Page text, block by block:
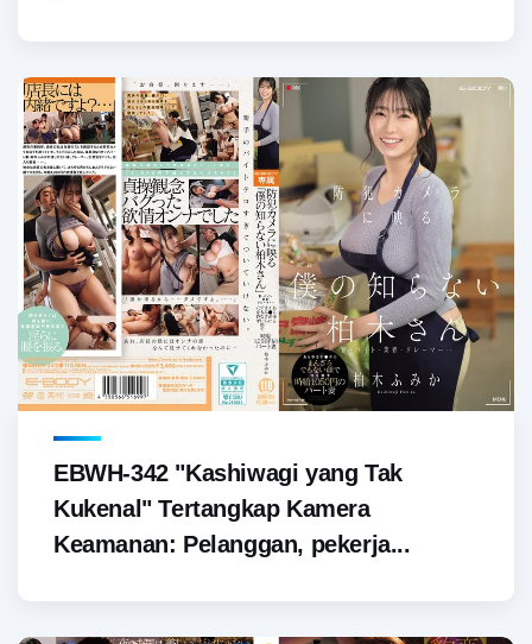
EBWH-342 "Kashiwagi yang Tak
Kukenal" Tertangkap Kamera
Keamanan: Pelanggan, pekerja...